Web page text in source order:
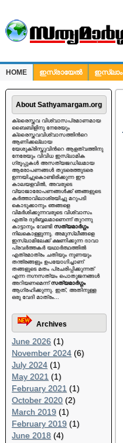
HOME ഇസ്രായേല്‍ ഇസ്ലാം
ചോദ്യങ്ങള്‍
About Sathyamargam.org
ക്രൈസ്തവ വിശ്വാസപ്രമാണമായ
ബൈബിളിനു നേരേയും
ക്രൈസ്തവവിശ്വാസത്തിന്‍റെ
ആണിക്കല്ലായ
യേശുക്രിസ്തുവിന്‍റെ ആളത്വത്തിനു
നേരേയും വിവിധ ഇസ്ലാമിക
ഗ്രൂപ്പുകള്‍ അസത്യജഡിലമായ
ആരോപണങ്ങള്‍ തുടരെത്തുടരെ
ഉന്നയിച്ചുകൊണ്ടിരിക്കുന്ന ഈ
കാലയളവില്‍, അവരുടെ
വ്യാജാരോപണങ്ങള്‍ക്ക് ഞങ്ങളുടെ
കര്‍ത്താവിലാശ്രയിച്ചു മറുപടി
കൊടുക്കാനും ഞങ്ങളെ
വിമര്‍ശിക്കുന്നവരുടെ വിശ്വാസം
എത്ര ദുര്‍ബ്ബലമാണെന്ന് തുറന്നു
കാട്ടാനും വേണ്ടി സത്യമാര്‍ഗ്ഗം
നിലകൊള്ളുന്നു. അമുസ്ലീങ്ങളെ
ഇസ്ലാമിലേക്ക് ക്ഷണിക്കുന്ന ദാവാ
പ്രവര്‍ത്തകര്‍ യഥാര്‍ത്ഥത്തില്‍
എത്രമാത്രം ചതിയും നുണയും
തന്ത്രങ്ങളും ഉപയോഗിച്ചാണ്
തങ്ങളുടെ മതം പ്രചരിപ്പിക്കുന്നത്
എന്ന നഗ്നസത്യം പൊതുജനങ്ങള്‍
അറിയണമെന്ന്സത്യമാര്‍ഗ്ഗം
ആഗ്രഹിക്കുന്നു. ഇത്, അതിനുള്ള
ഒരു വേദി മാത്രം...
Archives
June 2026 (1)
November 2024 (6)
July 2024 (1)
May 2021 (1)
February 2021 (1)
October 2020 (2)
March 2019 (1)
February 2019 (1)
June 2018 (4)